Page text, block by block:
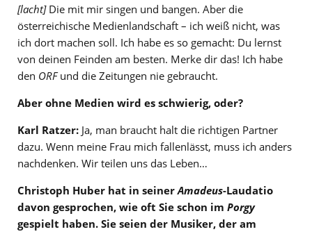
[lacht]Die mit mir singen und bangen. Aber die
österreichische Medienlandschaft – ich weiß nicht, was
ich dort machen soll. Ich habe es so gemacht: Du lernst
von deinen Feinden am besten. Merke dir das! Ich habe
den ORFund die Zeitungen nie gebraucht.
Aber ohne Medien wird es schwierig, oder?
Karl Ratzer: Ja, man braucht halt die richtigen Partner
dazu. Wenn meine Frau mich fallenlässt, muss ich anders
nachdenken. Wir teilen uns das Leben…
Christoph Huber hat in seinerAmadeus-Laudatio
davon gesprochen, wie oft Sie schon im Porgy
gespielt haben. Sie seien der Musiker, der am